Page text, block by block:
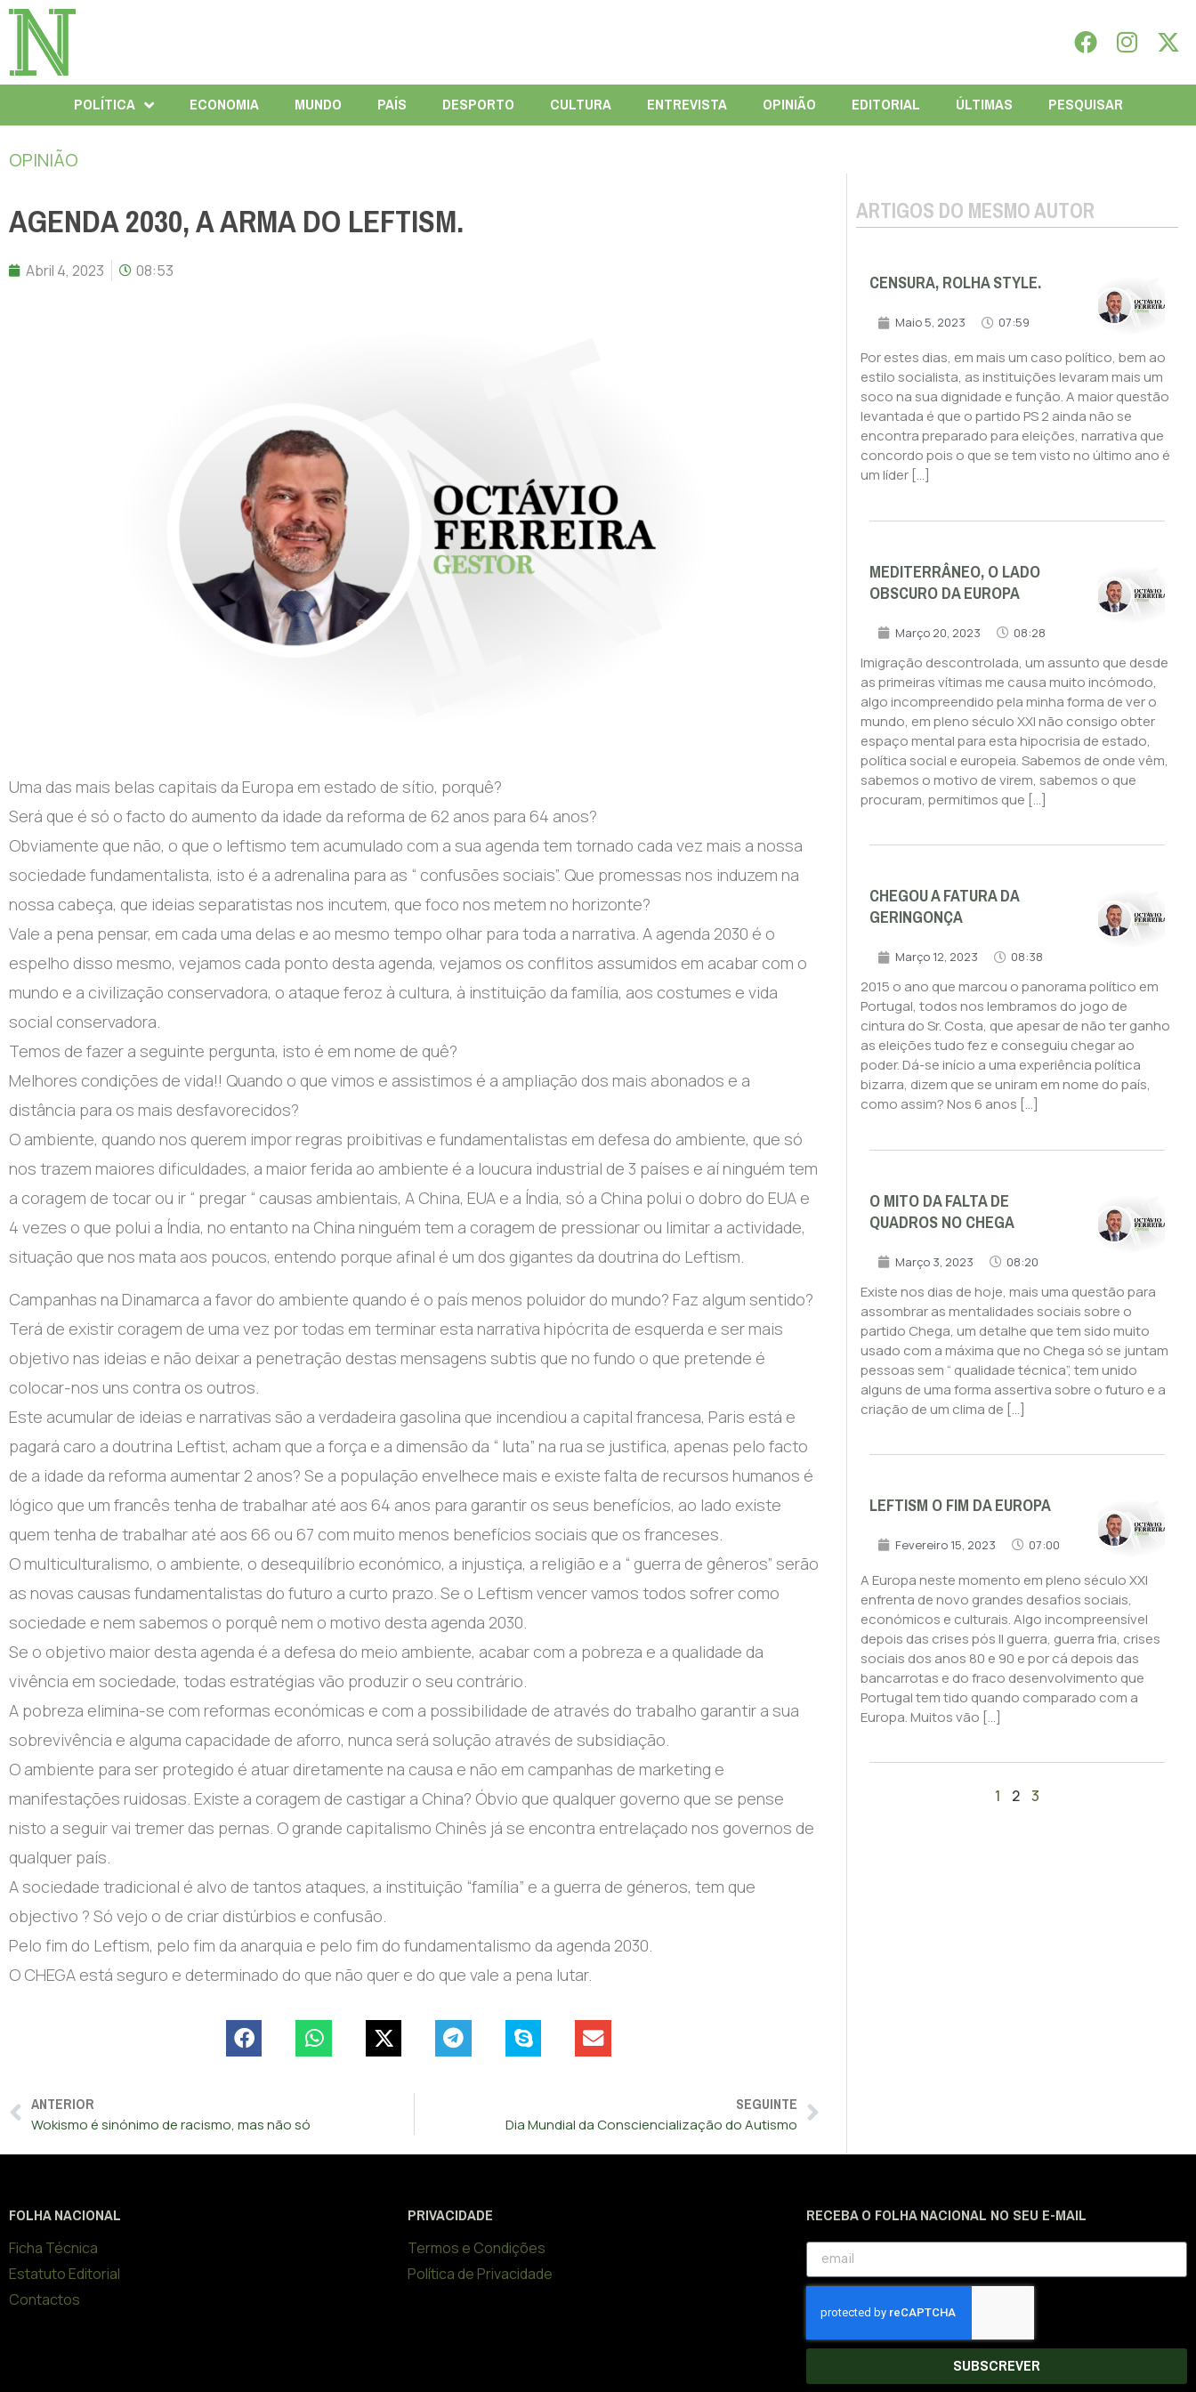
POLÍTICA ECONOMIA MUNDO PAÍS DESPORTO CULTURA ENTREVISTA OPINIÃO EDITORIAL ÚLTIMAS PESQUISAR
OPINIÃO
AGENDA 2030, A ARMA DO LEFTISM.
Abril 4, 2023 08:53
Uma das mais belas capitais da Europa em estado de sítio, porquê?
Será que é só o facto do aumento da idade da reforma de 62 anos para 64 anos?
Obviamente que não, o que o leftismo tem acumulado com a sua agenda tem tornado cada vez mais a nossa
sociedade fundamentalista, isto é a adrenalina para as “ confusões sociais”. Que promessas nos induzem na
nossa cabeça, que ideias separatistas nos incutem, que foco nos metem no horizonte?
Vale a pena pensar, em cada uma delas e ao mesmo tempo olhar para toda a narrativa. A agenda 2030 é o
espelho disso mesmo, vejamos cada ponto desta agenda, vejamos os conflitos assumidos em acabar com o
mundo e a civilização conservadora, o ataque feroz à cultura, à instituição da família, aos costumes e vida
social conservadora.
Temos de fazer a seguinte pergunta, isto é em nome de quê?
Melhores condições de vida!! Quando o que vimos e assistimos é a ampliação dos mais abonados e a
distância para os mais desfavorecidos?
O ambiente, quando nos querem impor regras proibitivas e fundamentalistas em defesa do ambiente, que só
nos trazem maiores dificuldades, a maior ferida ao ambiente é a loucura industrial de 3 países e aí ninguém tem
a coragem de tocar ou ir “ pregar “ causas ambientais, A China, EUA e a Índia, só a China polui o dobro do EUA e
4 vezes o que polui a Índia, no entanto na China ninguém tem a coragem de pressionar ou limitar a actividade,
situação que nos mata aos poucos, entendo porque afinal é um dos gigantes da doutrina do Leftism.
Campanhas na Dinamarca a favor do ambiente quando é o país menos poluidor do mundo? Faz algum sentido?
Terá de existir coragem de uma vez por todas em terminar esta narrativa hipócrita de esquerda e ser mais
objetivo nas ideias e não deixar a penetração destas mensagens subtis que no fundo o que pretende é
colocar-nos uns contra os outros.
Este acumular de ideias e narrativas são a verdadeira gasolina que incendiou a capital francesa, Paris está e
pagará caro a doutrina Leftist, acham que a força e a dimensão da “ luta” na rua se justifica, apenas pelo facto
de a idade da reforma aumentar 2 anos? Se a população envelhece mais e existe falta de recursos humanos é
lógico que um francês tenha de trabalhar até aos 64 anos para garantir os seus benefícios, ao lado existe
quem tenha de trabalhar até aos 66 ou 67 com muito menos benefícios sociais que os franceses.
O multiculturalismo, o ambiente, o desequilíbrio económico, a injustiça, a religião e a “ guerra de gêneros” serão
as novas causas fundamentalistas do futuro a curto prazo. Se o Leftism vencer vamos todos sofrer como
sociedade e nem sabemos o porquê nem o motivo desta agenda 2030.
Se o objetivo maior desta agenda é a defesa do meio ambiente, acabar com a pobreza e a qualidade da
vivência em sociedade, todas estratégias vão produzir o seu contrário.
A pobreza elimina-se com reformas económicas e com a possibilidade de através do trabalho garantir a sua
sobrevivência e alguma capacidade de aforro, nunca será solução através de subsidiação.
O ambiente para ser protegido é atuar diretamente na causa e não em campanhas de marketing e
manifestações ruidosas. Existe a coragem de castigar a China? Óbvio que qualquer governo que se pense
nisto a seguir vai tremer das pernas. O grande capitalismo Chinês já se encontra entrelaçado nos governos de
qualquer país.
A sociedade tradicional é alvo de tantos ataques, a instituição “família” e a guerra de géneros, tem que
objectivo ? Só vejo o de criar distúrbios e confusão.
Pelo fim do Leftism, pelo fim da anarquia e pelo fim do fundamentalismo da agenda 2030.
O CHEGA está seguro e determinado do que não quer e do que vale a pena lutar.
ANTERIOR
Wokismo é sinónimo de racismo, mas não só
SEGUINTE
Dia Mundial da Consciencialização do Autismo
ARTIGOS DO MESMO AUTOR
CENSURA, ROLHA STYLE.
Maio 5, 2023 07:59
Por estes dias, em mais um caso político, bem ao
estilo socialista, as instituições levaram mais um
soco na sua dignidade e função. A maior questão
levantada é que o partido PS 2 ainda não se
encontra preparado para eleições, narrativa que
concordo pois o que se tem visto no último ano é
um líder […]
MEDITERRÂNEO, O LADO
OBSCURO DA EUROPA
Março 20, 2023 08:28
Imigração descontrolada, um assunto que desde
as primeiras vítimas me causa muito incómodo,
algo incompreendido pela minha forma de ver o
mundo, em pleno século XXI não consigo obter
espaço mental para esta hipocrisia de estado,
política social e europeia. Sabemos de onde vêm,
sabemos o motivo de virem, sabemos o que
procuram, permitimos que […]
CHEGOU A FATURA DA
GERINGONÇA
Março 12, 2023 08:38
2015 o ano que marcou o panorama político em
Portugal, todos nos lembramos do jogo de
cintura do Sr. Costa, que apesar de não ter ganho
as eleições tudo fez e conseguiu chegar ao
poder. Dá-se início a uma experiência política
bizarra, dizem que se uniram em nome do país,
como assim? Nos 6 anos […]
O MITO DA FALTA DE
QUADROS NO CHEGA
Março 3, 2023 08:20
Existe nos dias de hoje, mais uma questão para
assombrar as mentalidades sociais sobre o
partido Chega, um detalhe que tem sido muito
usado com a máxima que no Chega só se juntam
pessoas sem “ qualidade técnica”, tem unido
alguns de uma forma assertiva sobre o futuro e a
criação de um clima de […]
LEFTISM O FIM DA EUROPA
Fevereiro 15, 2023 07:00
A Europa neste momento em pleno século XXI
enfrenta de novo grandes desafios sociais,
económicos e culturais. Algo incompreensível
depois das crises pós II guerra, guerra fria, crises
sociais dos anos 80 e 90 e por cá depois das
bancarrotas e do fraco desenvolvimento que
Portugal tem tido quando comparado com a
Europa. Muitos vão […]
1 2 3
FOLHA NACIONAL
Ficha Técnica
Estatuto Editorial
Contactos
PRIVACIDADE
Termos e Condições
Política de Privacidade
RECEBA O FOLHA NACIONAL NO SEU E-MAIL
SUBSCREVER